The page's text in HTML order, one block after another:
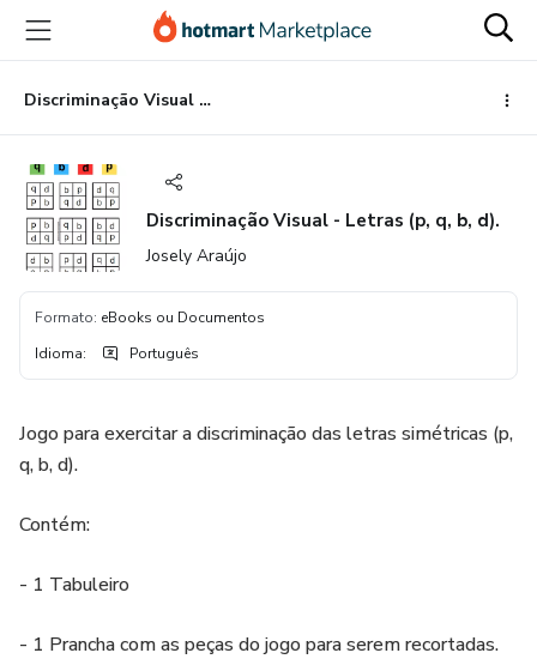
para
conteúdo
principal
para
pagamento
para
rodapé
Discriminação Visual - Letras (p, q, b, d).
Discriminação Visual - Letras (p, q, b, d).
Josely Araújo
Formato: eBooks ou Documentos
Idioma: Português
Jogo para exercitar a discriminação das letras simétricas (p,
q, b, d).
Contém:
- 1 Tabuleiro
- 1 Prancha com as peças do jogo para serem recortadas.